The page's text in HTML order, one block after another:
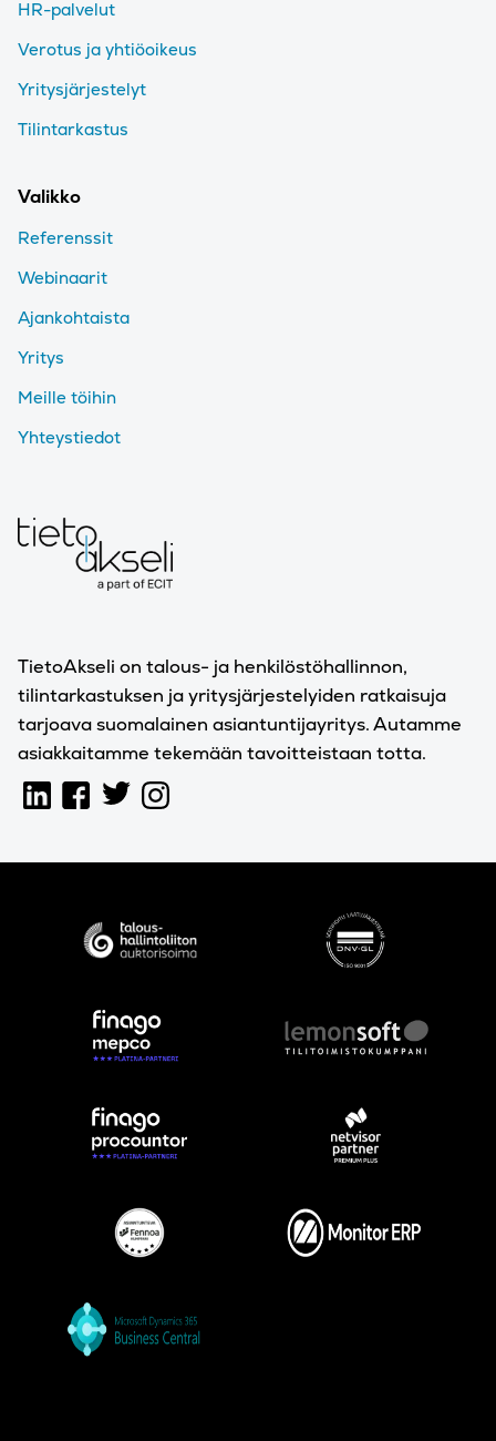
TietoAkseli on talous- ja henkilöstöhallinnon,
tilintarkastuksen ja yritysjärjestelyiden ratkaisuja
tarjoava suomalainen asiantuntijayritys. Autamme
asiakkaitamme tekemään tavoitteistaan totta.
HR-palvelut
Verotus ja yhtiöoikeus
Yritysjärjestelyt
Tilintarkastus
Valikko
Referenssit
Webinaarit
Ajankohtaista
Yritys
Meille töihin
Yhteystiedot